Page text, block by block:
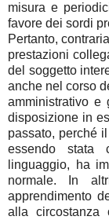
misura e
favore dei sordi
Pertanto,
prestazioni
del soggetto
anche nel corso
amministrativo e
disposizione in
passato, perché
essendo stata
linguaggio, ha
normale. In
apprendimento
alla